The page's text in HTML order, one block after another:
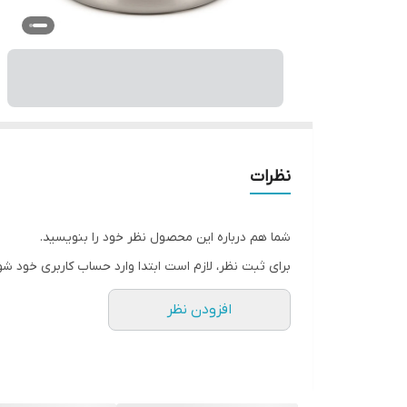
نظرات
شما هم درباره این محصول نظر خود را بنویسید.
برای ثبت نظر، لازم است ابتدا وارد حساب کاربری خود
افزودن نظر